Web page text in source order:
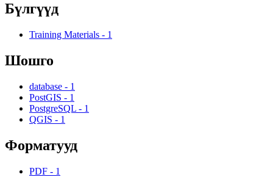
Бүлгүүд
Training Materials - 1
Шошго
database - 1
PostGIS - 1
PostgreSQL - 1
QGIS - 1
Форматууд
PDF - 1